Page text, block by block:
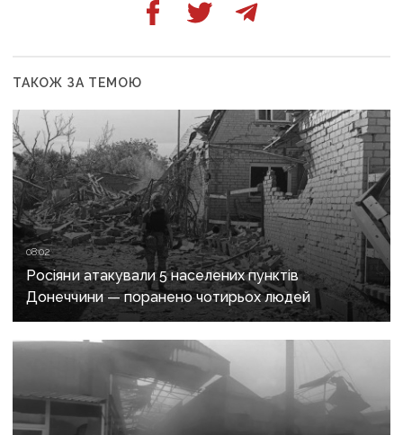
ТАКОЖ ЗА ТЕМОЮ
08:02
Росіяни атакували 5 населених пунктів
Донеччини — поранено чотирьох людей